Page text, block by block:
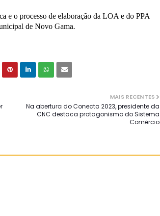
e o processo de elaboração da LOA e do PPA
de Novo Gama.
MAIS RECENTES
Na abertura do Conecta 2023, presidente da
CNC destaca protagonismo do Sistema
Comércio